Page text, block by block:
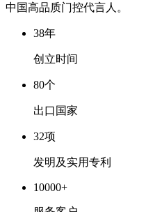
中国高品质门控代言人。
38年
创立时间
80个
出口国家
32项
发明及实用专利
10000+